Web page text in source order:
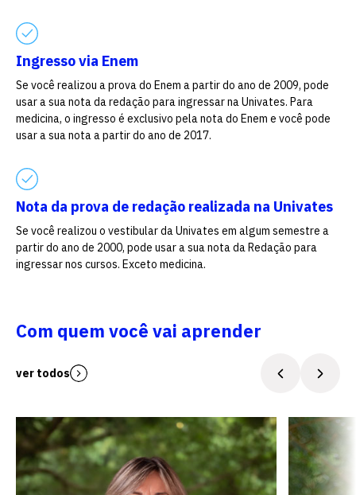
Ingresso via Enem
Se você realizou a prova do Enem a partir do ano de 2009, pode
usar a sua nota da redação para ingressar na Univates. Para
medicina, o ingresso é exclusivo pela nota do Enem e você pode
usar a sua nota a partir do ano de 2017.
Nota da prova de redação realizada na Univates
Se você realizou o vestibular da Univates em algum semestre a
partir do ano de 2000, pode usar a sua nota da Redação para
ingressar nos cursos. Exceto medicina.
Com quem você vai aprender
ver todos